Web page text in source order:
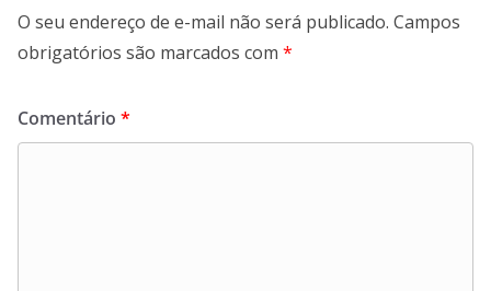
O seu endereço de e-mail não será publicado. Campos
obrigatórios são marcados com *
Comentário *